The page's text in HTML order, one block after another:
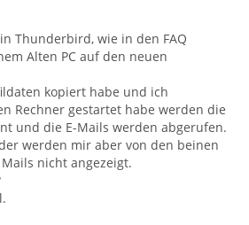
Thunderbird, wie in den FAQ
Alten PC auf den neuen
kopiert habe und ich
Rechner gestartet habe werden die
und die E-Mails werden abgerufen.
werden mir aber von den beinen
nicht angezeigt.